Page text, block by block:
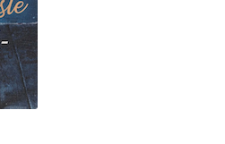
tietosuojaseloste